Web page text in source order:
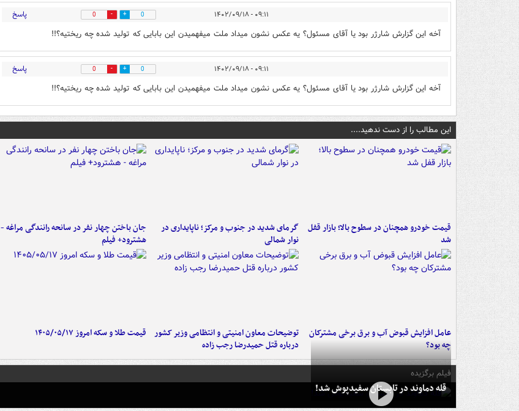
۰۹:۱۱ - ۱۴۰۲/۰۹/۱۸ 0
0 پاسخ
آخه این گزارش شارژر بود یا آقای مسئول؟ یه عکس نشون میداد ملت میفهمیدن این بابایی که تولید شده چه ریختیه؟!!
۰۹:۱۱ - ۱۴۰۲/۰۹/۱۸ 0
0 پاسخ
آخه این گزارش شارژر بود یا آقای مسئول؟ یه عکس نشون میداد ملت میفهمیدن این بابایی که تولید شده چه ریختیه؟!!
این مطالب را از دست ندهید....
قیمت خودرو همچنان در سطوح بالا؛ بازار قفل
شد
گرمای شدید در جنوب و مرکز؛ ناپایداری در
نوار شمالی
جان باختن چهار نفر در سانحه رانندگی مراغه -
هشترود+ فیلم
عامل افزایش قبوض آب و برق برخی مشترکان
چه بود؟
توضیحات معاون امنیتی و انتظامی وزیر کشور
درباره قتل حمیدرضا رجب زاده
قیمت طلا و سکه امروز ۱۴۰۵/۰۵/۱۷
فیلم برگزیده
قله دماوند در تابستان سفیدپوش شد!